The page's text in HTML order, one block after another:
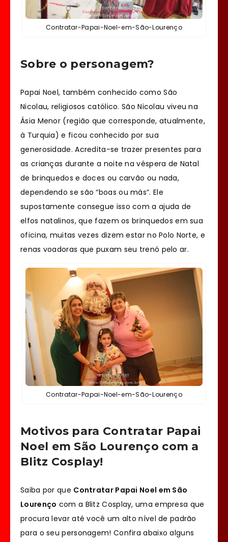
Contratar-Papai-Noel-em-São-Lourenço
Sobre o personagem?
Papai Noel, também conhecido como São
Nicolau, religiosos católico. São Nicolau viveu na
Ásia Menor (região que corresponde, atualmente,
à Turquia) e ficou conhecido por sua
generosidade. Acredita-se trazer presentes para
as crianças durante a noite na véspera de Natal
de brinquedos e doces ou carvão ou nada,
dependendo se são “boas ou más”. Ele
supostamente consegue isso com a ajuda de
elfos natalinos, que fazem os brinquedos em sua
oficina, muitas vezes dizem estar no Polo Norte, e
renas voadoras que puxam seu trenó pelo ar.
Contratar-Papai-Noel-em-São-Lourenço
Motivos para Contratar Papai
Noel em São Lourenço com a
Blitz Cosplay!
Saiba por que Contratar Papai Noel em São
Lourenço com a Blitz Cosplay, uma empresa que
procura levar até você um alto nível de padrão
para o seu personagem! Confira abaixo alguns